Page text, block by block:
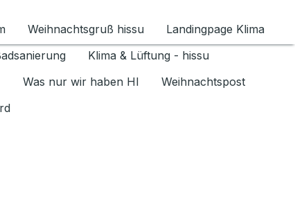
1.6.2026 umschalten
Weihnachtsgruß hissu
Landingpage Klima
Klima & Lüftung - hissu
Was nur wir haben HI
Weihnachtspost